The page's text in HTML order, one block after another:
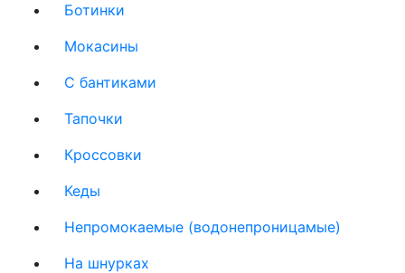
Ботинки
Мокасины
С бантиками
Тапочки
Кроссовки
Кеды
Непромокаемые (водонепроницамые)
На шнурках